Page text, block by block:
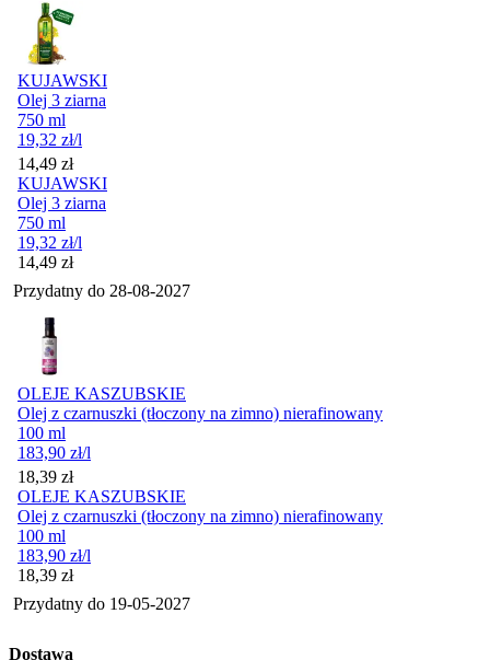
KUJAWSKI
Olej 3 ziarna
750 ml
19,32 zł/l
Cena
14,49 zł
KUJAWSKI
Olej 3 ziarna
750 ml
19,32 zł/l
Cena
14,49 zł
Przydatny do 28-08-2027
OLEJE KASZUBSKIE
Olej z czarnuszki (tłoczony na zimno) nierafinowany
100 ml
183,90 zł/l
Cena
18,39 zł
OLEJE KASZUBSKIE
Olej z czarnuszki (tłoczony na zimno) nierafinowany
100 ml
183,90 zł/l
Cena
18,39 zł
Przydatny do 19-05-2027
Dostawa